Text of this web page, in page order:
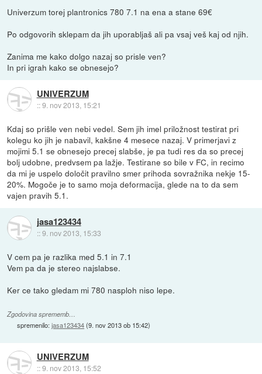
Univerzum torej plantronics 780 7.1 na ena a stane 69€
Po odgovorih sklepam da jih uporabljaš ali pa vsaj veš kaj od njih.
Zanima me kako dolgo nazaj so prisle ven?
In pri igrah kako se obnesejo?
UNIVERZUM
::9. nov 2013, 15:21
Kdaj so prišle ven nebi vedel. Sem jih imel priložnost testirat pri
kolegu ko jih je nabavil, kakšne 4 mesece nazaj. V primerjavi z
mojimi 5.1 se obnesejo precej slabše, je pa tudi res da so precej
bolj udobne, predvsem pa lažje. Testirane so bile v FC, in recimo
da mi je uspelo določit pravilno smer prihoda sovražnika nekje 15-
20%. Mogoče je to samo moja deformacija, glede na to da sem
vajen pravih 5.1.
jasa123434
::9. nov 2013, 15:33
V cem pa je razlika med 5.1 in 7.1
Vem pa da je stereo najslabse.
Ker ce tako gledam mi 780 nasploh niso lepe.
Zgodovina sprememb…
spremenilo:jasa123434(9. nov 2013 ob 15:42)
UNIVERZUM
::9. nov 2013, 15:52